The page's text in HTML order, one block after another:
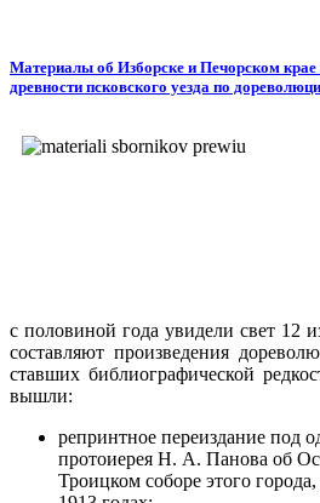
Материалы об Изборске и Печорском
древности псковского уезда по
с половиной года увидели свет 12
составляют произведения
ставших библиографической
вышли:
репринтное переиздание под
протоиерея Н. А. Панова об
Троицком соборе этого